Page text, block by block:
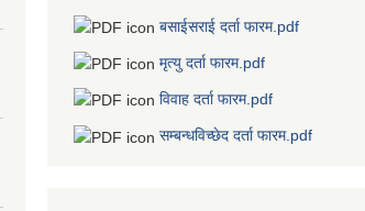
बसाईसराई दर्ता फारम.pdf
मृत्यु दर्ता फारम.pdf
विवाह दर्ता फारम.pdf
सम्बन्धविच्छेद दर्ता फारम.pdf